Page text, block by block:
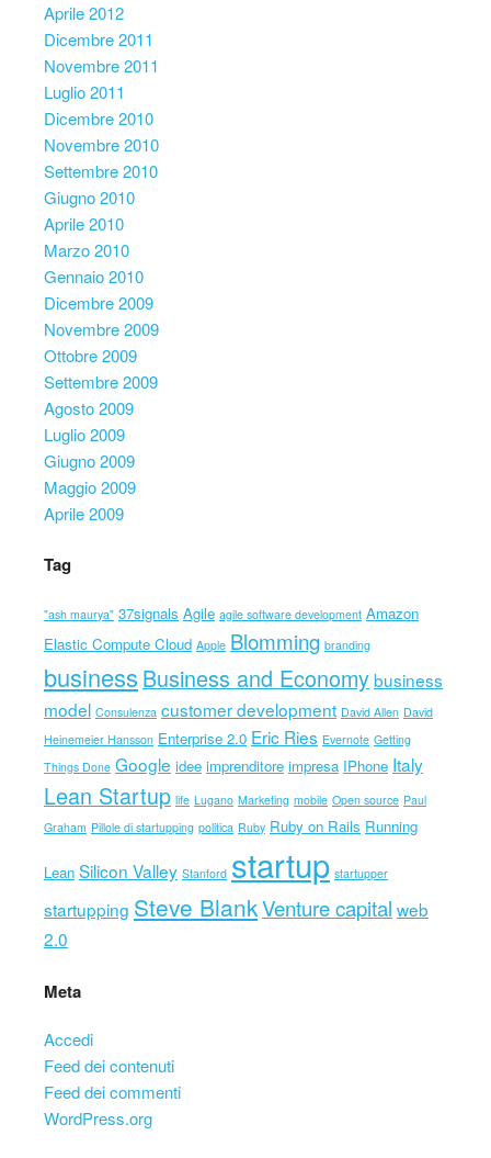
Aprile 2012
Dicembre 2011
Novembre 2011
Luglio 2011
Dicembre 2010
Novembre 2010
Settembre 2010
Giugno 2010
Aprile 2010
Marzo 2010
Gennaio 2010
Dicembre 2009
Novembre 2009
Ottobre 2009
Settembre 2009
Agosto 2009
Luglio 2009
Giugno 2009
Maggio 2009
Aprile 2009
Tag
"ash maurya" 37signals Agile agile software development Amazon
Elastic Compute Cloud Apple Blomming branding
business Business and Economybusiness
model Consulenza customer development David Allen David
Heinemeier Hansson Enterprise 2.0 Eric Ries Evernote Getting
Things Done Google idee imprenditore impresa IPhone Italy
Lean Startup life Lugano Marketing mobile Open source Paul
Graham Pillole di startupping politica Ruby Ruby on Rails Running
Lean Silicon Valley Stanford startup startupper
startupping Steve BlankVenture capital web
2.0
Meta
Accedi
Feed dei contenuti
Feed dei commenti
WordPress.org